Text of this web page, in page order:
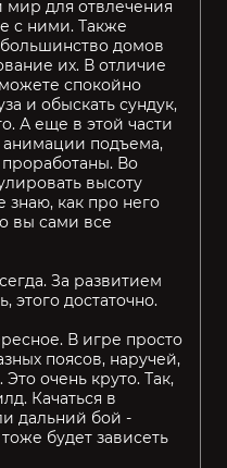
для отвлечения
с ними. Также
домов
их. В отличие
спокойно
и обыскать сундук,
А еще в этой части
подъема,
проработаны. Во
высоту
как про него
вы сами все
За развитием
этого достаточно.
В игре просто
поясов, наручей,
очень круто. Так,
Качаться в
дальний бой -
будет зависеть